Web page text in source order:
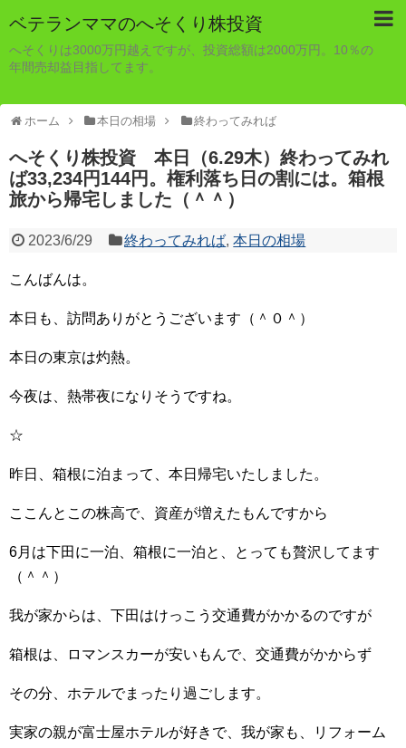
ベテランママのへそくり株投資
へそくりは3000万円越えですが、投資総額は2000万円。10％の
年間売却益目指してます。
ホーム 本日の相場 終わってみれば
へそくり株投資 本日（6.29木）終わってみれ
ば33,234円144円。権利落ち日の割には。箱根
旅から帰宅しました（＾＾）
2023/6/29 終わってみれば,本日の相場
こんばんは。
本日も、訪問ありがとうございます（＾０＾）
本日の東京は灼熱。
今夜は、熱帯夜になりそうですね。
☆
昨日、箱根に泊まって、本日帰宅いたしました。
ここんとこの株高で、資産が増えたもんですから
6月は下田に一泊、箱根に一泊と、とっても贅沢してます
（＾＾）
我が家からは、下田はけっこう交通費がかかるのですが
箱根は、ロマンスカーが安いもんで、交通費がかからず
その分、ホテルでまったり過ごします。
実家の親が富士屋ホテルが好きで、我が家も、リフォーム